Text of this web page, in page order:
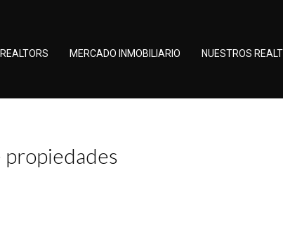
MERCADO INMOBILIARIO NUESTROS